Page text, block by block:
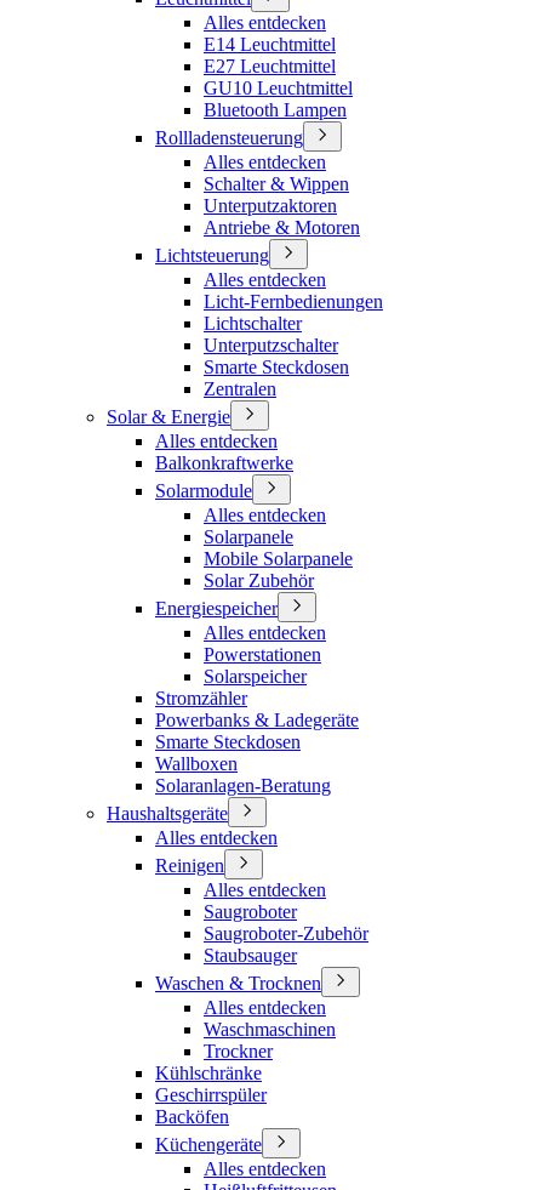
Alles entdecken
E14 Leuchtmittel
E27 Leuchtmittel
GU10 Leuchtmittel
Bluetooth Lampen
Rollladensteuerung
Alles entdecken
Schalter & Wippen
Unterputzaktoren
Antriebe & Motoren
Lichtsteuerung
Alles entdecken
Licht-Fernbedienungen
Lichtschalter
Unterputzschalter
Smarte Steckdosen
Zentralen
Solar & Energie
Alles entdecken
Balkonkraftwerke
Solarmodule
Alles entdecken
Solarpanele
Mobile Solarpanele
Solar Zubehör
Energiespeicher
Alles entdecken
Powerstationen
Solarspeicher
Stromzähler
Powerbanks & Ladegeräte
Smarte Steckdosen
Wallboxen
Solaranlagen-Beratung
Haushaltsgeräte
Alles entdecken
Reinigen
Alles entdecken
Saugroboter
Saugroboter-Zubehör
Staubsauger
Waschen & Trocknen
Alles entdecken
Waschmaschinen
Trockner
Kühlschränke
Geschirrspüler
Backöfen
Küchengeräte
Alles entdecken